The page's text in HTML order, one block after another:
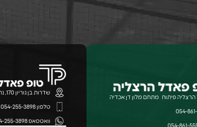
שדרות בן גוריון 170, נתניה
טלפון 054-255-3898
וואטסאפ 054-255-3898